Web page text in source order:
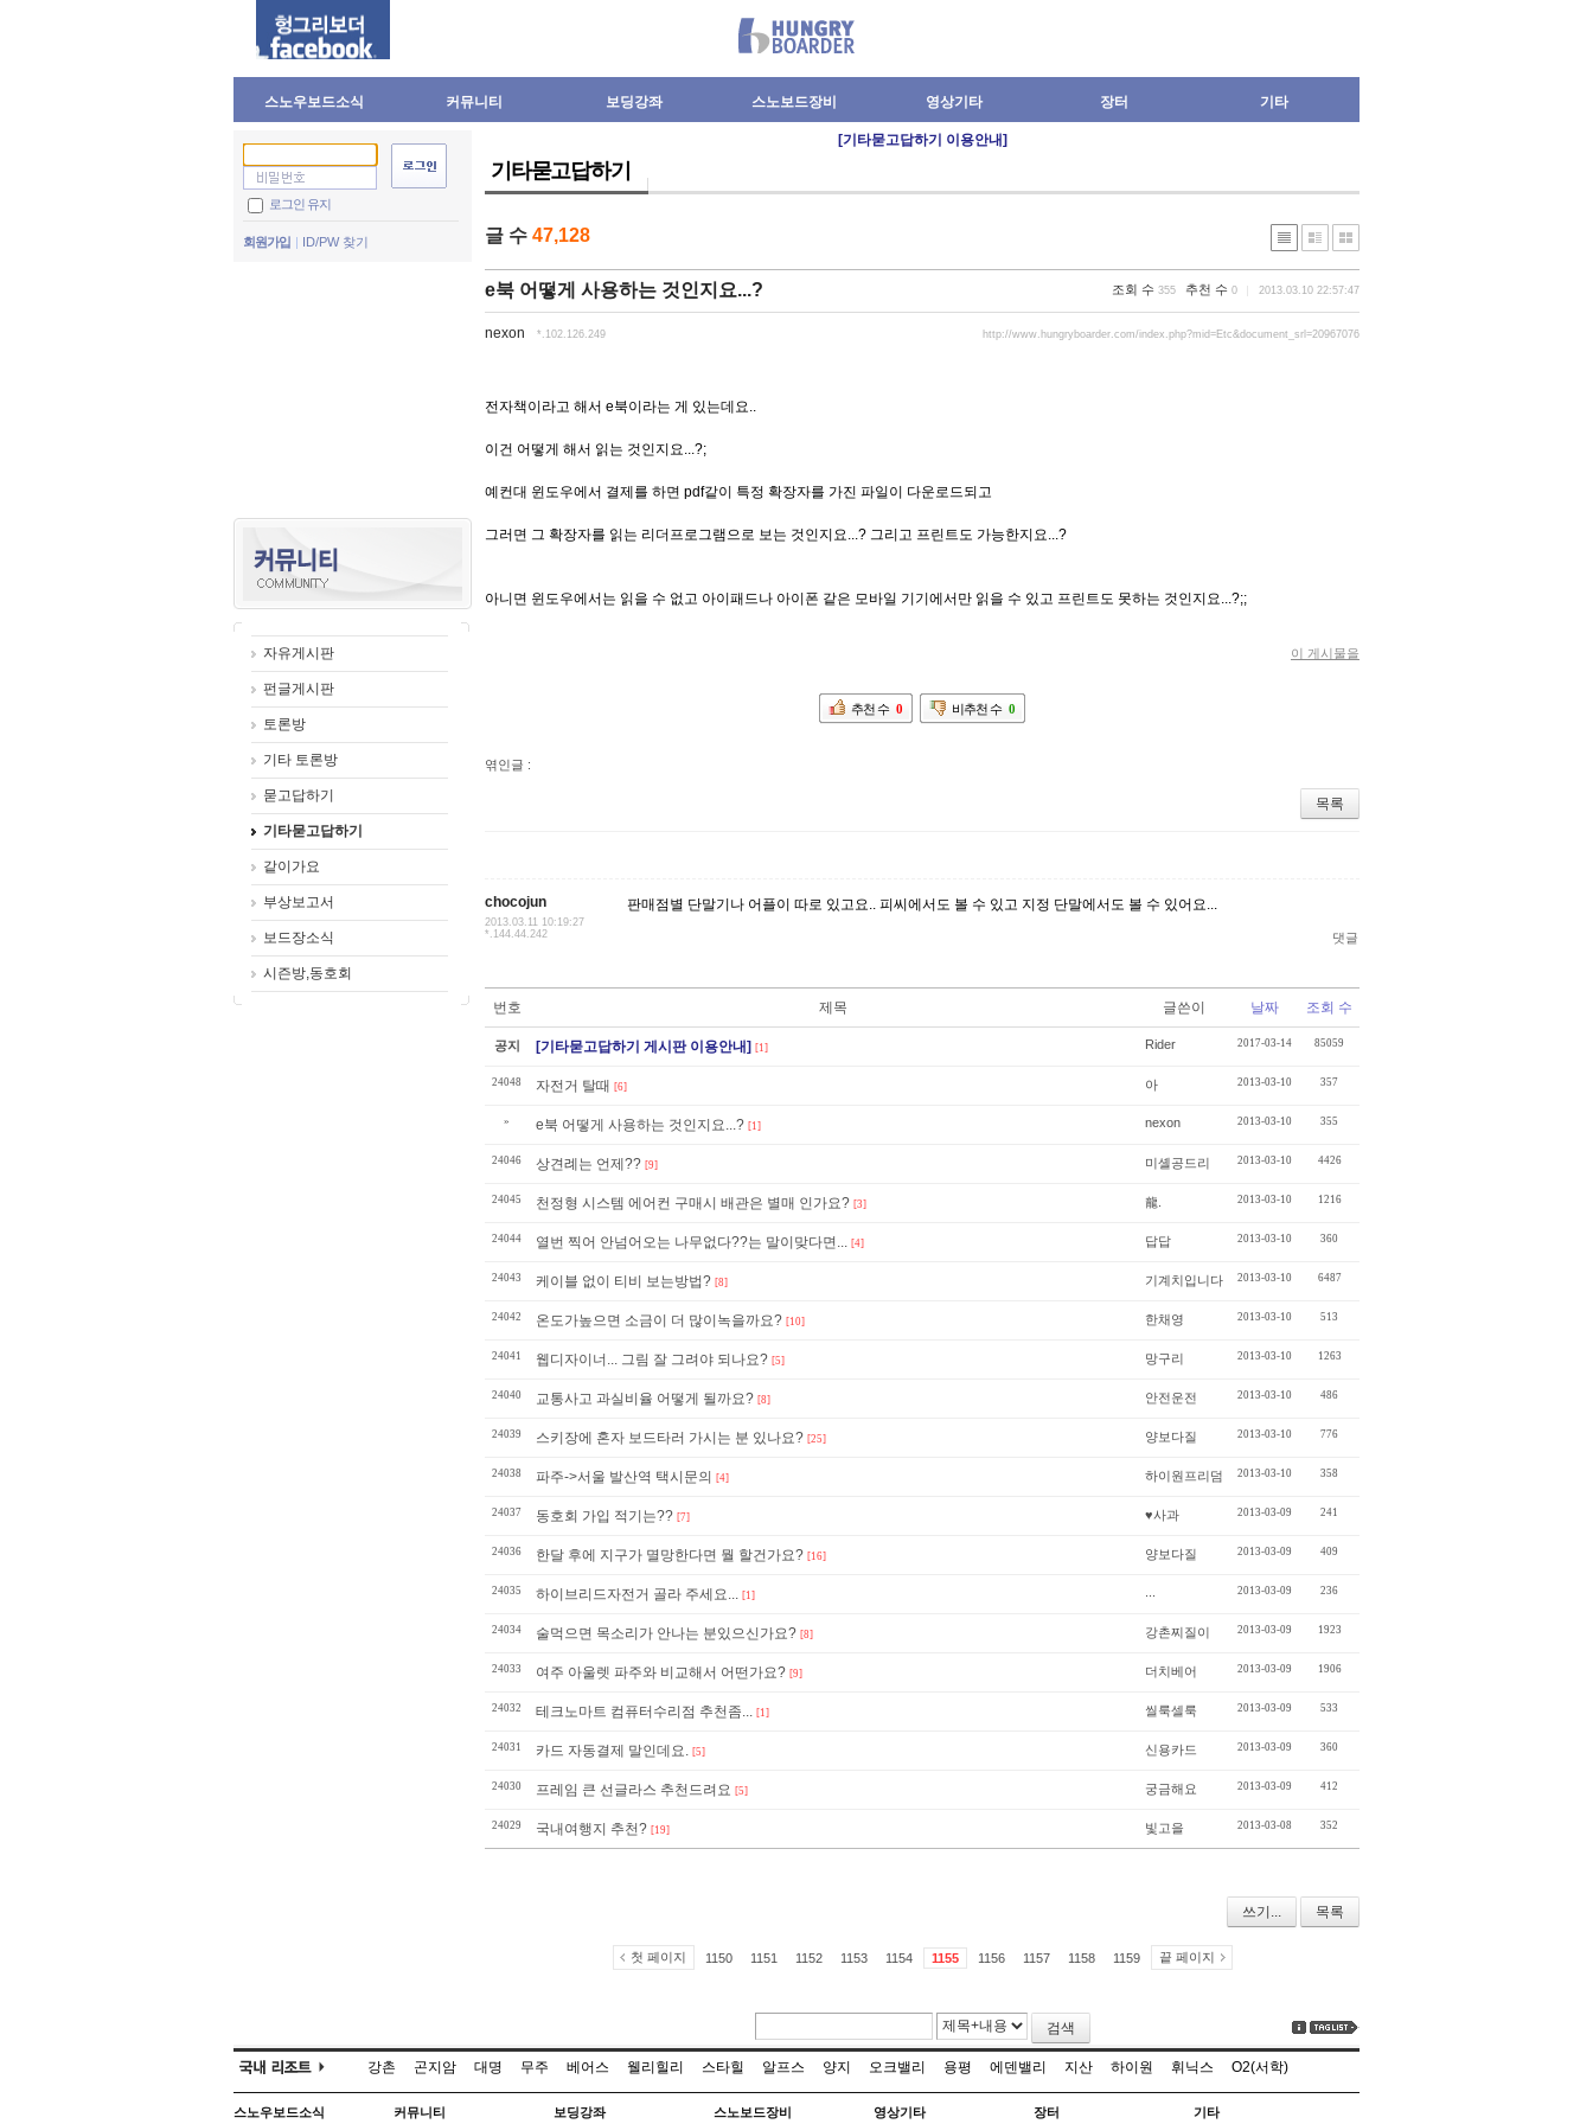
스노우보드소식 커뮤니티 보딩강좌 스노보드장비 영상기타 장터 기타
로그인 유지
회원가입 ID/PW 찾기
자유게시판
펀글게시판
토론방
기타 토론방
묻고답하기
기타묻고답하기
같이가요
부상보고서
보드장소식
시즌방,동호회
[기타묻고답하기 이용안내]
기타묻고답하기
글 수 47,128
e북 어떻게 사용하는 것인지요...? 조회 수 355 추천 수 0 2013.03.10 22:57:47
nexon *.102.126.249 http://www.hungryboarder.com/index.php?mid=Etc&document_srl=20967076
전자책이라고 해서 e북이라는 게 있는데요..
이건 어떻게 해서 읽는 것인지요...?;
예컨대 윈도우에서 결제를 하면 pdf같이 특정 확장자를 가진 파일이 다운로드되고
그러면 그 확장자를 읽는 리더프로그램으로 보는 것인지요...? 그리고 프린트도 가능한지요...?
아니면 윈도우에서는 읽을 수 없고 아이패드나 아이폰 같은 모바일 기기에서만 읽을 수 있고 프린트도 못하는 것인지요...?;;
이 게시물을
추천 수 0 비추천 수 0
엮인글 :
목록
chocojun
2013.03.11 10:19:27
*.144.44.242
판매점별 단말기나 어플이 따로 있고요.. 피씨에서도 볼 수 있고 지정 단말에서도 볼 수 있어요...
댓글
번호 제목 글쓴이 날짜 조회 수
공지 [기타묻고답하기 게시판 이용안내] [1] Rider 2017-03-14 85059
24048 자전거 탈때 [6] 아 2013-03-10 357
» e북 어떻게 사용하는 것인지요...? [1] nexon 2013-03-10 355
24046 상견례는 언제?? [9] 미셸공드리 2013-03-10 4426
24045 천정형 시스템 에어컨 구매시 배관은 별매 인가요? [3] 龍. 2013-03-10 1216
24044 열번 찍어 안넘어오는 나무없다??는 말이맞다면... [4] 답답 2013-03-10 360
24043 케이블 없이 티비 보는방법? [8] 기계치입니다 2013-03-10 6487
24042 온도가높으면 소금이 더 많이녹을까요? [10] 한채영 2013-03-10 513
24041 웹디자이너... 그림 잘 그려야 되나요? [5] 망구리 2013-03-10 1263
24040 교통사고 과실비율 어떻게 될까요? [8] 안전운전 2013-03-10 486
24039 스키장에 혼자 보드타러 가시는 분 있나요? [25] 양보다질 2013-03-10 776
24038 파주->서울 발산역 택시문의 [4] 하이원프리덤 2013-03-10 358
24037 동호회 가입 적기는?? [7] ♥사과 2013-03-09 241
24036 한달 후에 지구가 멸망한다면 뭘 할건가요? [16] 양보다질 2013-03-09 409
24035 하이브리드자전거 골라 주세요... [1] 2013-03-09 236
24034 술먹으면 목소리가 안나는 분있으신가요? [8] 강촌찌질이 2013-03-09 1923
24033 여주 아울렛 파주와 비교해서 어떤가요? [9] 더치베어 2013-03-09 1906
24032 테크노마트 컴퓨터수리점 추천좀... [1] 씰룩셀룩 2013-03-09 533
24031 카드 자동결제 말인데요. [5] 신용카드 2013-03-09 360
24030 프레임 큰 선글라스 추천드려요 [5] 궁금해요 2013-03-09 412
24029 국내여행지 추천? [19] 빛고을 2013-03-08 352
쓰기... 목록
첫 페이지 1150 1151 1152 1153 1154 1155 1156 1157 1158 1159 끝 페이지
검색
강촌 곤지암 대명 무주 베어스 웰리힐리 스타힐 알프스 양지 오크밸리 용평 에덴밸리 지산 하이원 휘닉스 O2(서학)
스노우보드소식 커뮤니티 보딩강좌 스노보드장비 영상기타 장터 기타